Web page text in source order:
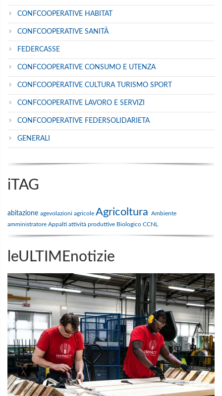
CONFCOOPERATIVE HABITAT
CONFCOOPERATIVE SANITÀ
FEDERCASSE
CONFCOOPERATIVE CONSUMO E UTENZA
CONFCOOPERATIVE CULTURA TURISMO SPORT
CONFCOOPERATIVE LAVORO E SERVIZI
CONFCOOPERATIVE FEDERSOLIDARIETA
GENERALI
iTAG
abitazione agevolazioni agricole Agricoltura Ambiente
amministratore Appalti attività produttive Biologico CCNL
leULTIMEnotizie